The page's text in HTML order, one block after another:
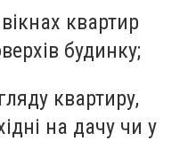
квартир
будинку;
квартиру,
на дачу чи у